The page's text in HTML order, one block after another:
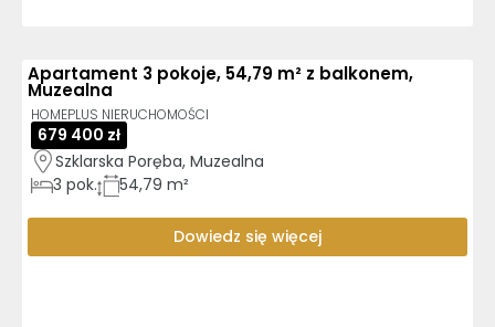
Apartament 3 pokoje, 54,79 m² z balkonem,
Muzealna
HOMEPLUS NIERUCHOMOŚCI
679 400 zł
Szklarska Poręba, Muzealna
3 pok. 54,79 m²
Dowiedz się więcej